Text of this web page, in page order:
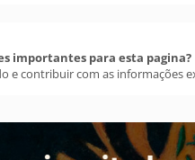
importantes para esta pagina?
e contribuir com as informações